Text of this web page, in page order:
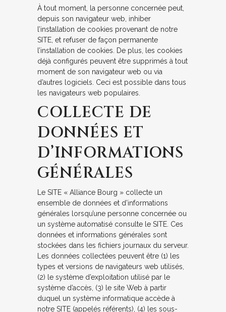
À tout moment, la personne concernée peut,
depuis son navigateur web, inhiber
l’installation de cookies provenant de notre
SITE, et refuser de façon permanente
l’installation de cookies. De plus, les cookies
déjà configurés peuvent être supprimés à tout
moment de son navigateur web ou via
d’autres logiciels. Ceci est possible dans tous
les navigateurs web populaires.
COLLECTE DE
DONNÉES ET
D’INFORMATIONS
GÉNÉRALES
Le SITE « Alliance Bourg » collecte un
ensemble de données et d’informations
générales lorsqu’une personne concernée ou
un système automatisé consulte le SITE. Ces
données et informations générales sont
stockées dans les fichiers journaux du serveur.
Les données collectées peuvent être (1) les
types et versions de navigateurs web utilisés,
(2) le système d’exploitation utilisé par le
système d’accès, (3) le site Web à partir
duquel un système informatique accède à
notre SITE (appelés référents), (4) les sous-